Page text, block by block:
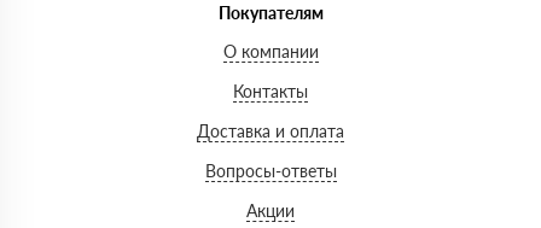
Покупателям
О компании
Контакты
Доставка и оплата
Вопросы-ответы
Акции